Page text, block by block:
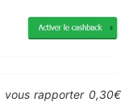
vous rapporter 0,30€